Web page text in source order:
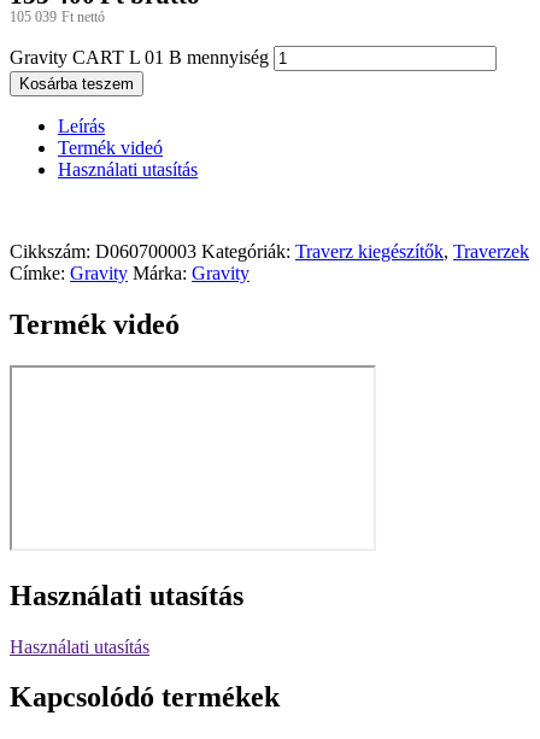
105 039 Ft nettó
Gravity CART L 01 B mennyiség
Kosárba teszem
Leírás
Termék videó
Használati utasítás
Cikkszám: D060700003 Kategóriák: Traverz kiegészítők, Traverzek
Címke: Gravity Márka: Gravity
Termék videó
Használati utasítás
Használati utasítás
Kapcsolódó termékek